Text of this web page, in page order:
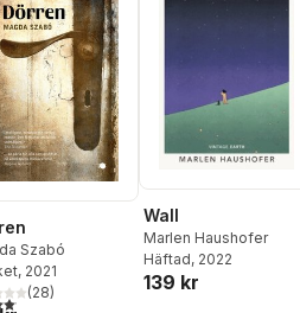
Szabó
, 2021
5 stjärnor. Totalt antal röster:
(28)
Wall
Marlen Haushofer
Häftad, 2022
139 kr